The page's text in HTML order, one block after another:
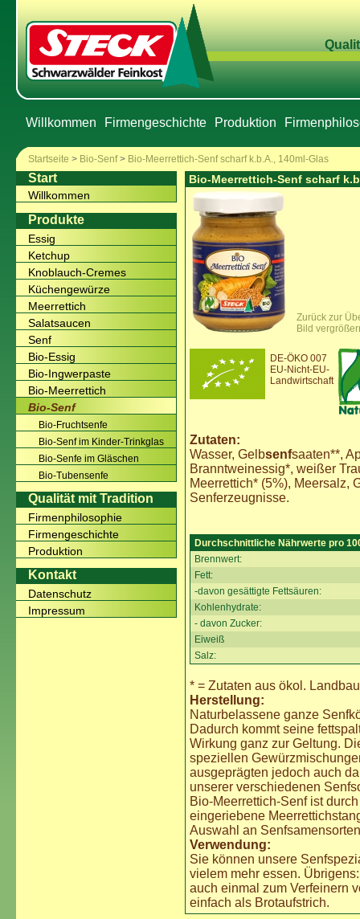
Willkommen Firmengeschichte Produktion
Startseite > Bio-Senf> Bio-Meerrettich-Senf scharf k.b.A., 140ml-Glas
Start
Willkommen
Produkte
Essig
Ketchup
Knoblauch-Cremes
Küchengewürze
Meerrettich
Salatsaucen
Senf
Bio-Essig
Bio-Ingwerpaste
Bio-Meerrettich
Bio-Senf
Bio-Fruchtsenfe
Bio-Senf im Kinder-Trinkglas
Bio-Senfe im Gläschen
Bio-Tubensenfe
Qualität mit Tradition
Firmenphilosophie
Firmengeschichte
Produktion
Kontakt
Datenschutz
Impressum
Bio-Meerrettich-Senf scharf
Zurück zur
Bild
DE-ÖKO 007
EU-Nicht-EU-
Landwirtschaft
Zutaten:
Wasser, Gelbsenfsaaten**,
Branntweinessig*, weißer
Meerrettich* (5%), Meersalz,
Senferzeugnisse.
Durchschnittliche Nährwerte pro
Brennwert:
Fett:
-davon gesättigte Fettsäuren:
Kohlenhydrate:
- davon Zucker:
Eiweiß
Salz:
* = Zutaten aus ökol.
Herstellung:
Naturbelassene ganze
Dadurch kommt seine
Wirkung ganz zur Geltung.
speziellen
ausgeprägten jedoch auch
unserer verschiedenen
Bio-Meerrettich-Senf ist
eingeriebene
Auswahl an
Verwendung:
Sie können unsere
vielem mehr essen.
auch einmal zum Verfeinern
einfach als Brotaufstrich.